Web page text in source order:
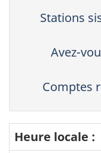
Stations
Avez-
Comptes
Heure locale :